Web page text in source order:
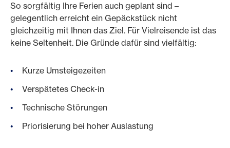
So sorgfältig Ihre Ferien auch geplant sind –
gelegentlich erreicht ein Gepäckstück nicht
gleichzeitig mit Ihnen das Ziel. Für Vielreisende ist das
keine Seltenheit. Die Gründe dafür sind vielfältig:
Kurze Umsteigezeiten
Verspätetes Check-in
Technische Störungen
Priorisierung bei hoher Auslastung